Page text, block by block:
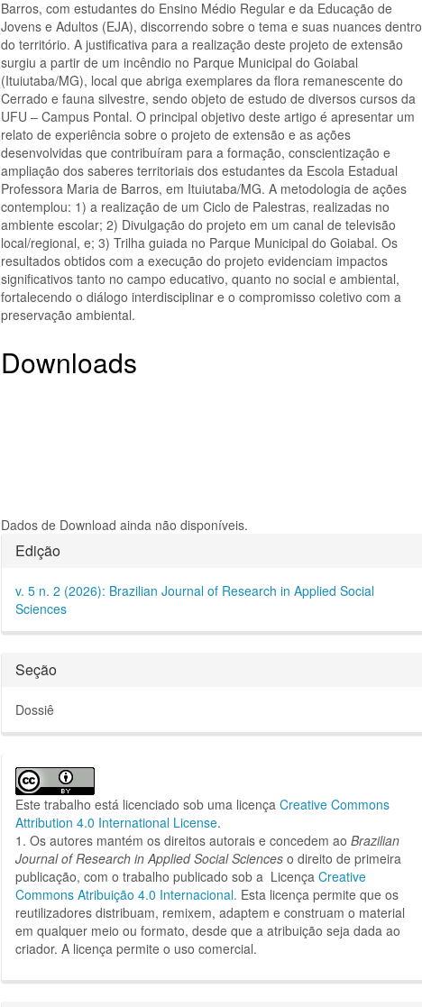
Barros, com estudantes do Ensino Médio Regular e da Educação de
Jovens e Adultos (EJA), discorrendo sobre o tema e suas nuances dentro
do território. A justificativa para a realização deste projeto de extensão
surgiu a partir de um incêndio no Parque Municipal do Goiabal
(Ituiutaba/MG), local que abriga exemplares da flora remanescente do
Cerrado e fauna silvestre, sendo objeto de estudo de diversos cursos da
UFU – Campus Pontal. O principal objetivo deste artigo é apresentar um
relato de experiência sobre o projeto de extensão e as ações
desenvolvidas que contribuíram para a formação, conscientização e
ampliação dos saberes territoriais dos estudantes da Escola Estadual
Professora Maria de Barros, em Ituiutaba/MG. A metodologia de ações
contemplou: 1) a realização de um Ciclo de Palestras, realizadas no
ambiente escolar; 2) Divulgação do projeto em um canal de televisão
local/regional, e; 3) Trilha guiada no Parque Municipal do Goiabal. Os
resultados obtidos com a execução do projeto evidenciam impactos
significativos tanto no campo educativo, quanto no social e ambiental,
fortalecendo o diálogo interdisciplinar e o compromisso coletivo com a
preservação ambiental.
Downloads
Dados de Download ainda não disponíveis.
Detalhes
do
artigo
Edição
v. 5 n. 2 (2026): Brazilian Journal of Research in Applied Social
Sciences
Seção
Dossiê
Este trabalho está licenciado sob uma licençaCreative Commons
Attribution 4.0 International License.
1. Os autores mantém os direitos autorais e concedem aoBrazilian
Journal of Research in Applied Social Scienceso direito de primeira
publicação, com o trabalho publicado sob a LicençaCreative
Commons Atribuição 4.0 Internacional. Esta licença permite que os
reutilizadores distribuam, remixem, adaptem e construam o material
em qualquer meio ou formato, desde que a atribuição seja dada ao
criador.A licença permite o uso comercial.